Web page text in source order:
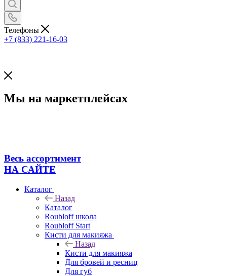
Телефоны
+7 (833) 221-16-03
Мы на маркетплейсах
Весь ассортимент
НА САЙТЕ
Каталог
Назад
Каталог
Roubloff школа
Roubloff Start
Кисти для макияжа
Назад
Кисти для макияжа
Для бровей и ресниц
Для губ